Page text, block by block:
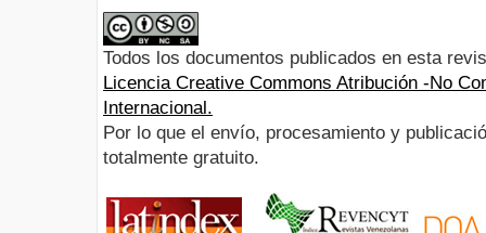
Todos los documentos publicados en esta
Licencia Creative Commons Atribución -No
Internacional.
Por lo que el envío, procesamiento y
totalmente gratuito.